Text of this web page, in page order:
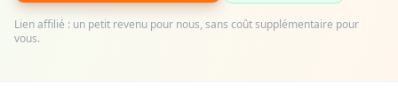
Lien affilié : un petit revenu pour nous, sans coût supplémentaire pour
vous.